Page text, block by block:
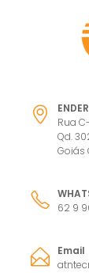
Rua
Qd.
Goiás
62 9
Email